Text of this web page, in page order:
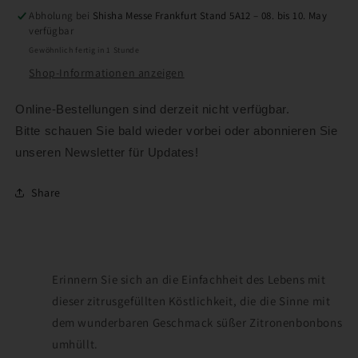
Abholung bei Shisha Messe Frankfurt Stand 5A12 – 08. bis 10. May
verfügbar
Gewöhnlich fertig in 1 Stunde
Shop-Informationen anzeigen
Online-Bestellungen sind derzeit nicht verfügbar.
Bitte schauen Sie bald wieder vorbei oder abonnieren Sie
unseren Newsletter für Updates!
Share
Erinnern Sie sich an die Einfachheit des Lebens mit
dieser zitrusgefüllten Köstlichkeit, die die Sinne mit
dem wunderbaren Geschmack süßer Zitronenbonbons
umhüllt.